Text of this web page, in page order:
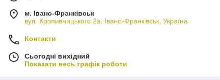
м. Івано-Франківськ
вул. Кропивницького 2а, Івано-Франківськ, Україна
Контакти
Сьогодні вихідний
Показати весь графік роботи